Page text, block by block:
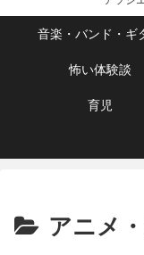
音楽・バンド・ギ
怖い体験談
育児
アニメ